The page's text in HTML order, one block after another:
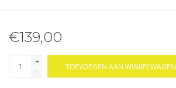
€139,00
+
-
TOEVOEGEN AAN WINKELWAGEN